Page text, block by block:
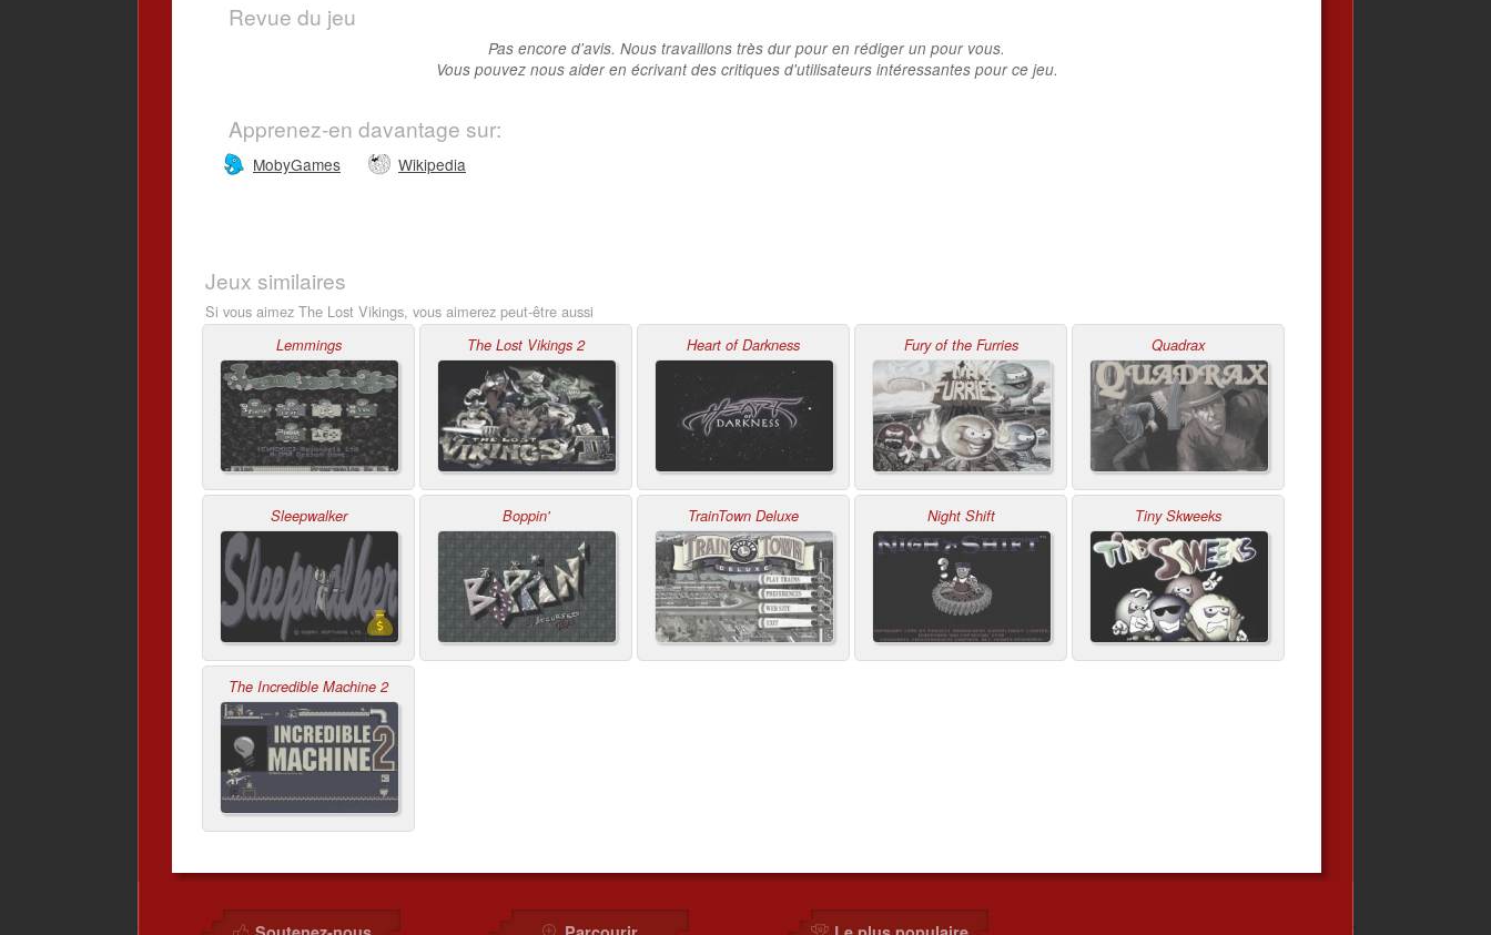
Revue du jeu
Pas encore d'avis. Nous travaillons très dur pour en rédiger un pour vous.
Vous pouvez nous aider en écrivant des critiques d'utilisateurs intéressantes pour ce jeu.
Apprenez-en davantage sur:
MobyGames Wikipedia
Jeux similaires
Si vous aimez The Lost Vikings, vous aimerez peut-être aussi
Lemmings The Lost Vikings 2 Heart of Darkness Fury of the Furries Quadrax
Sleepwalker Boppin' TrainTown Deluxe Night Shift Tiny Skweeks
The Incredible Machine 2